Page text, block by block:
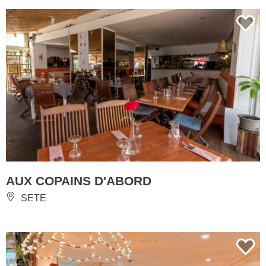
AUX COPAINS D'ABORD
SETE